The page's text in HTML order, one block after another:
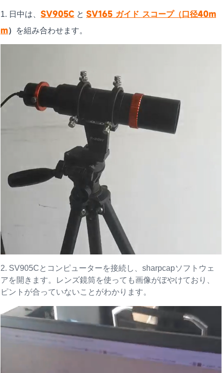
1. 日中は、 SV905C と SV165 ガイド スコープ（口径40m
m） を組み合わせます。
2. SV905Cとコンピューターを接続し、sharpcapソフトウェ
アを開きます。レンズ鏡筒を使っても画像がぼやけており、
ピントが合っていないことがわかります。